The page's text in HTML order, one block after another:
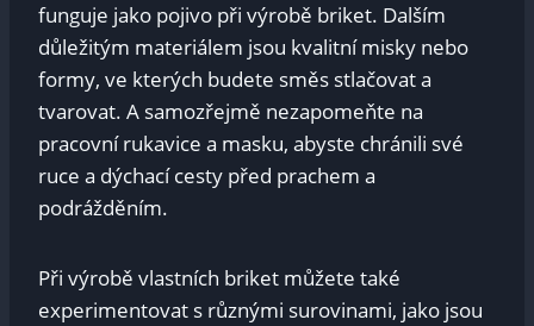
funguje jako pojivo při výrobě briket. Dalším
důležitým materiálem jsou kvalitní misky nebo
formy, ve kterých budete směs stlačovat a
tvarovat. A samozřejmě nezapomeňte na
pracovní rukavice a masku, abyste chránili své
ruce a dýchací cesty před prachem a
podrážděním.
Při výrobě vlastních briket můžete také
experimentovat s různými surovinami, jako jsou